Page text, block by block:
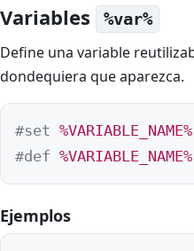
Variables %var%
Define una variable
dondequiera que aparezca.
#set %VARIABLE_NAME%
#def %VARIABLE_NAME%
Ejemplos